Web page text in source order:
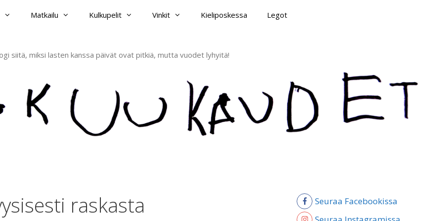
Matkailu Kulkupelit Vinkit Kieliposkessa Legot
siitä, miksi lasten kanssa päivät ovat pitkiä, mutta vuodet lyhyitä!
raskasta
Seuraa Facebookissa